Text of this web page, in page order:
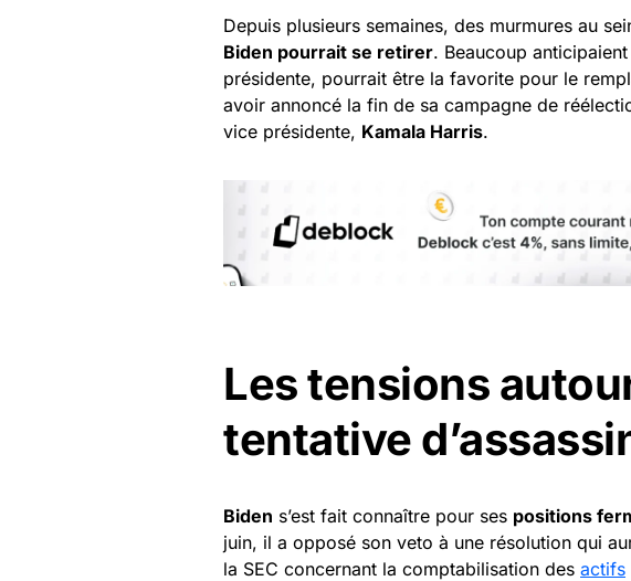
Depuis plusieurs semaines, des murmures au
Biden pourrait se retirer. Beaucoup
présidente, pourrait être la favorite pour le
avoir annoncé la fin de sa campagne de
vice présidente, Kamala Harris.
Les tensions
tentative
Biden s’est fait connaître pour ses positions
juin, il a opposé son veto à une résolution qui
la SEC concernant la comptabilisation des actifs